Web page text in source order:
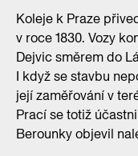
Koleje k Praze
v roce 1830. Vozy
Dejvic směrem do
I když se stavbu
její zaměřování v
Prací se totiž
Berounky objevil